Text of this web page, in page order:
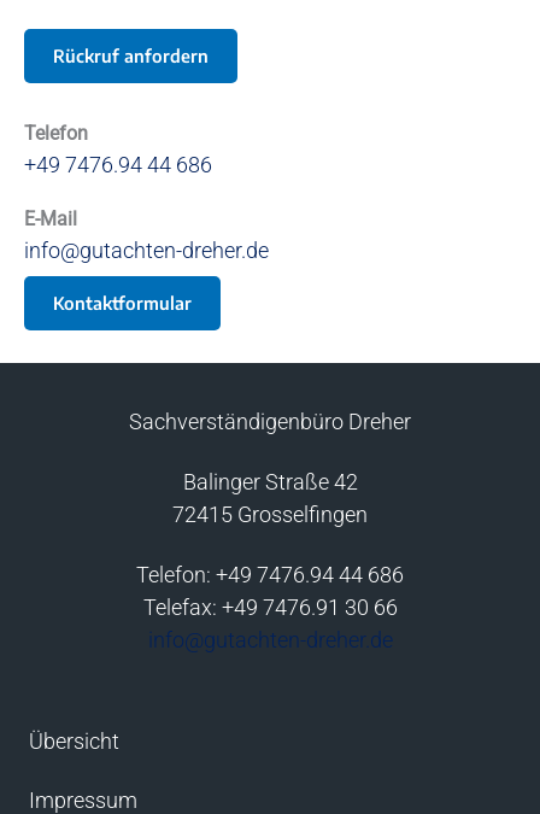
Rückruf anfordern
Telefon
+49 7476.94 44 686
E-Mail
info@gutachten-dreher.de
Kontaktformular
Sachverständigenbüro Dreher
Balinger Straße 42
72415 Grosselfingen
Telefon: +49 7476.94 44 686
Telefax: +49 7476.91 30 66
info@gutachten-dreher.de
Übersicht
Impressum